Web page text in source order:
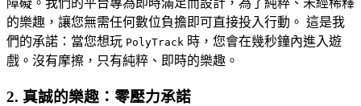
障礙。我們的平台專為即時滿足而設計，為了純粹、未經稀釋
的樂趣，讓您無需任何數位負擔即可直接投入行動。 這是我
們的承諾：當您想玩 PolyTrack 時，您會在幾秒鐘內進入遊
戲。沒有摩擦，只有純粹、即時的樂趣。
2. 真誠的樂趣：零壓力承諾